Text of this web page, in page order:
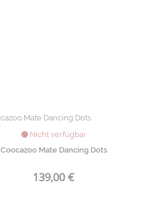
Nicht verfügbar
Coocazoo Mate Dancing Dots
139,00 €